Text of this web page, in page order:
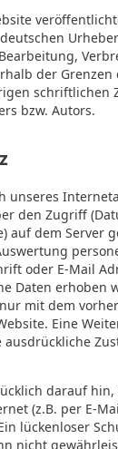
der Grenzen
schriftlichen
bzw. Autors.
unseres
den Zugriff
auf dem Server
oder E-Mail
Daten erhoben
mit dem
Eine
darauf
(z.B. per E-
lückenloser
nicht